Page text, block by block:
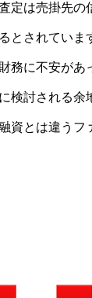
定は売掛先の
とされていま
務に不安があ
検討される余
資とは違うフ